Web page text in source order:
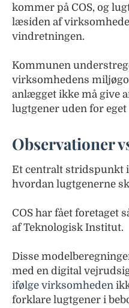
kommer på COS, og
læsiden af
vindretningen.
Kommunen
virksomhedens
anlægget ikke må give
lugtgener uden for eget
Observationer
Et centralt stridspunkt
hvordan lugtgenerne
COS har fået foretaget
af Teknologisk Institut.
Disse
med en digital
ifølge virksomheden
forklare lugtgener i